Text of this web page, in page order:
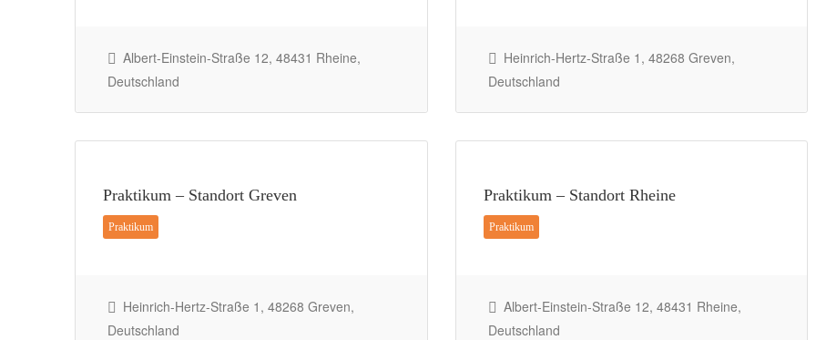
Albert-Einstein-Straße 12, 48431 Rheine,
Deutschland
Heinrich-Hertz-Straße 1, 48268 Greven,
Deutschland
Praktikum – Standort Greven
Praktikum
Heinrich-Hertz-Straße 1, 48268 Greven,
Deutschland
Praktikum – Standort Rheine
Praktikum
Albert-Einstein-Straße 12, 48431 Rheine,
Deutschland